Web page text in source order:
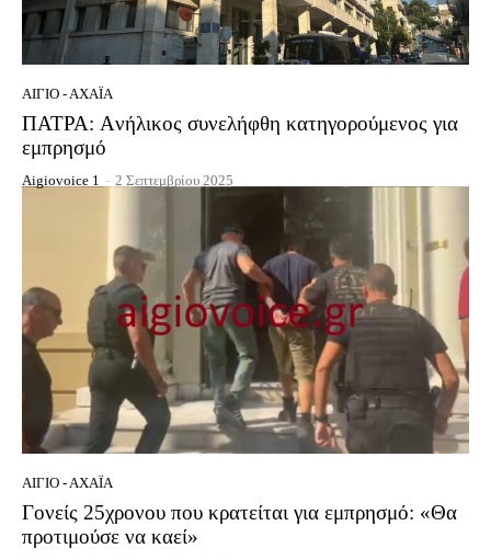
ΑΊΓΙΟ - ΑΧΑΪ́Α
ΠΑΤΡΑ: Aνήλικος συνελήφθη κατηγορούμενος για
εμπρησμό
Aigiovoice 1 - 2 Σεπτεμβρίου 2025
ΑΊΓΙΟ - ΑΧΑΪ́Α
Γονείς 25χρονου που κρατείται για εμπρησμό: «Θα
προτιμούσε να καεί»